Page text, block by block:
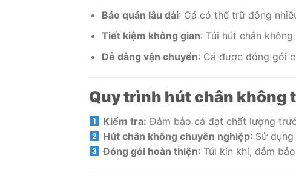
Bảo quản lâu dài: Cá có thể trữ đông
Tiết kiệm không gian: Túi hút chân
Dễ dàng vận chuyển: Cá được đóng gói
Quy trình hút chân không
Kiểm tra: Đảm bảo cá đạt chất lượng
Hút chân không chuyên nghiệp: Sử
Đóng gói hoàn thiện: Túi kín khí, đảm